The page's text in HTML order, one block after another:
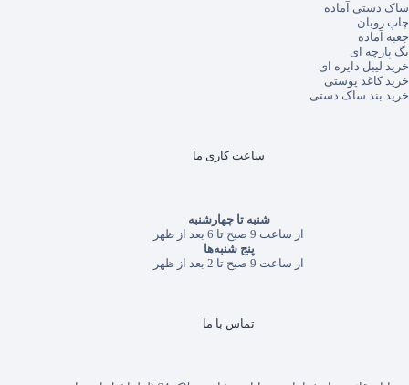
ساک دستی آماده
چاپ روبان
جعبه آماده
بگ پارچه ای
خرید لیبل دایره ای
خرید کاغذ پوستی
خرید بند ساک دستی
ساعت کاری ما
شنبه تا چهارشنبه
از ساعت 9 صبح تا 6 بعد از ظهر
پنج شنبه‌ها
از ساعت 9 صبح تا 2 بعد از ظهر
تماس با ما